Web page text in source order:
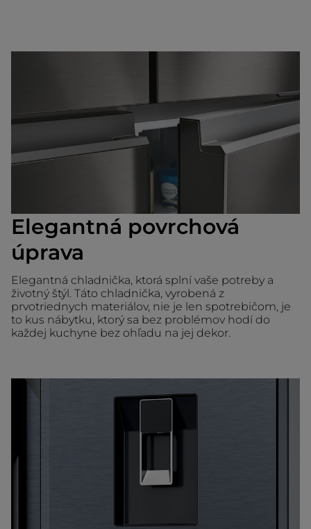
Elegantná povrchová
úprava
Elegantná chladnička, ktorá splní vaše potreby a
životný štýl. Táto chladnička, vyrobená z
prvotriednych materiálov, nie je len spotrebičom, je
to kus nábytku, ktorý sa bez problémov hodí do
každej kuchyne bez ohľadu na jej dekor.